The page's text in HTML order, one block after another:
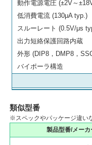
動作電源電圧 (±2V～
低消費電流 (130μA typ.)
スルーレート (0.5V/μs
出力短絡保護回路内蔵
外形 (DIP8，DMP8，
バイポーラ構造
類似型番
※スペックやパッケージ違い
製品型番/メーカ